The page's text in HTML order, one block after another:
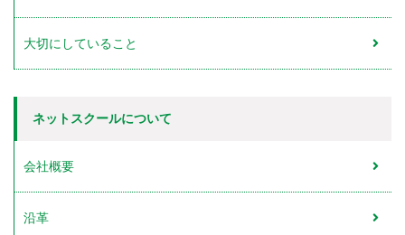
大切にしていること
ネットスクールについて
会社概要
沿革